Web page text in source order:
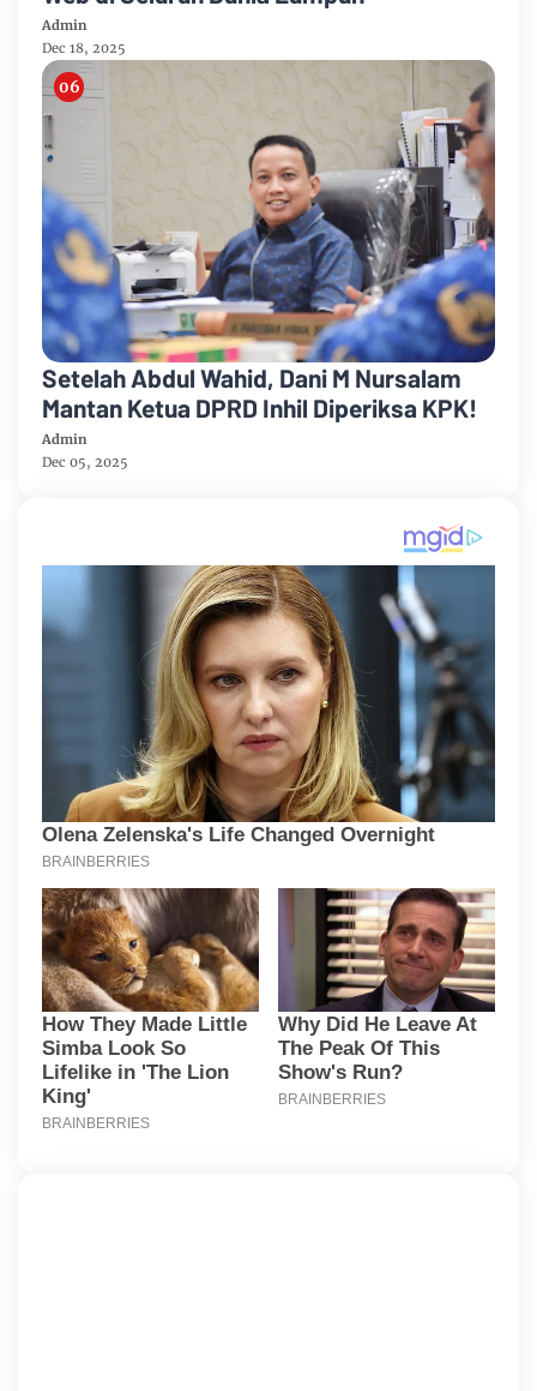
Admin
Dec 18, 2025
Setelah Abdul Wahid, Dani M Nursalam
Mantan Ketua DPRD Inhil Diperiksa KPK!
Admin
Dec 05, 2025